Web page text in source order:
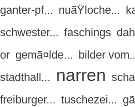
ganter-pf... nuãŸloche...
schwester... faschings
or gemã¤lde... bilder
stadthall... narren
freiburger... tuschezei...